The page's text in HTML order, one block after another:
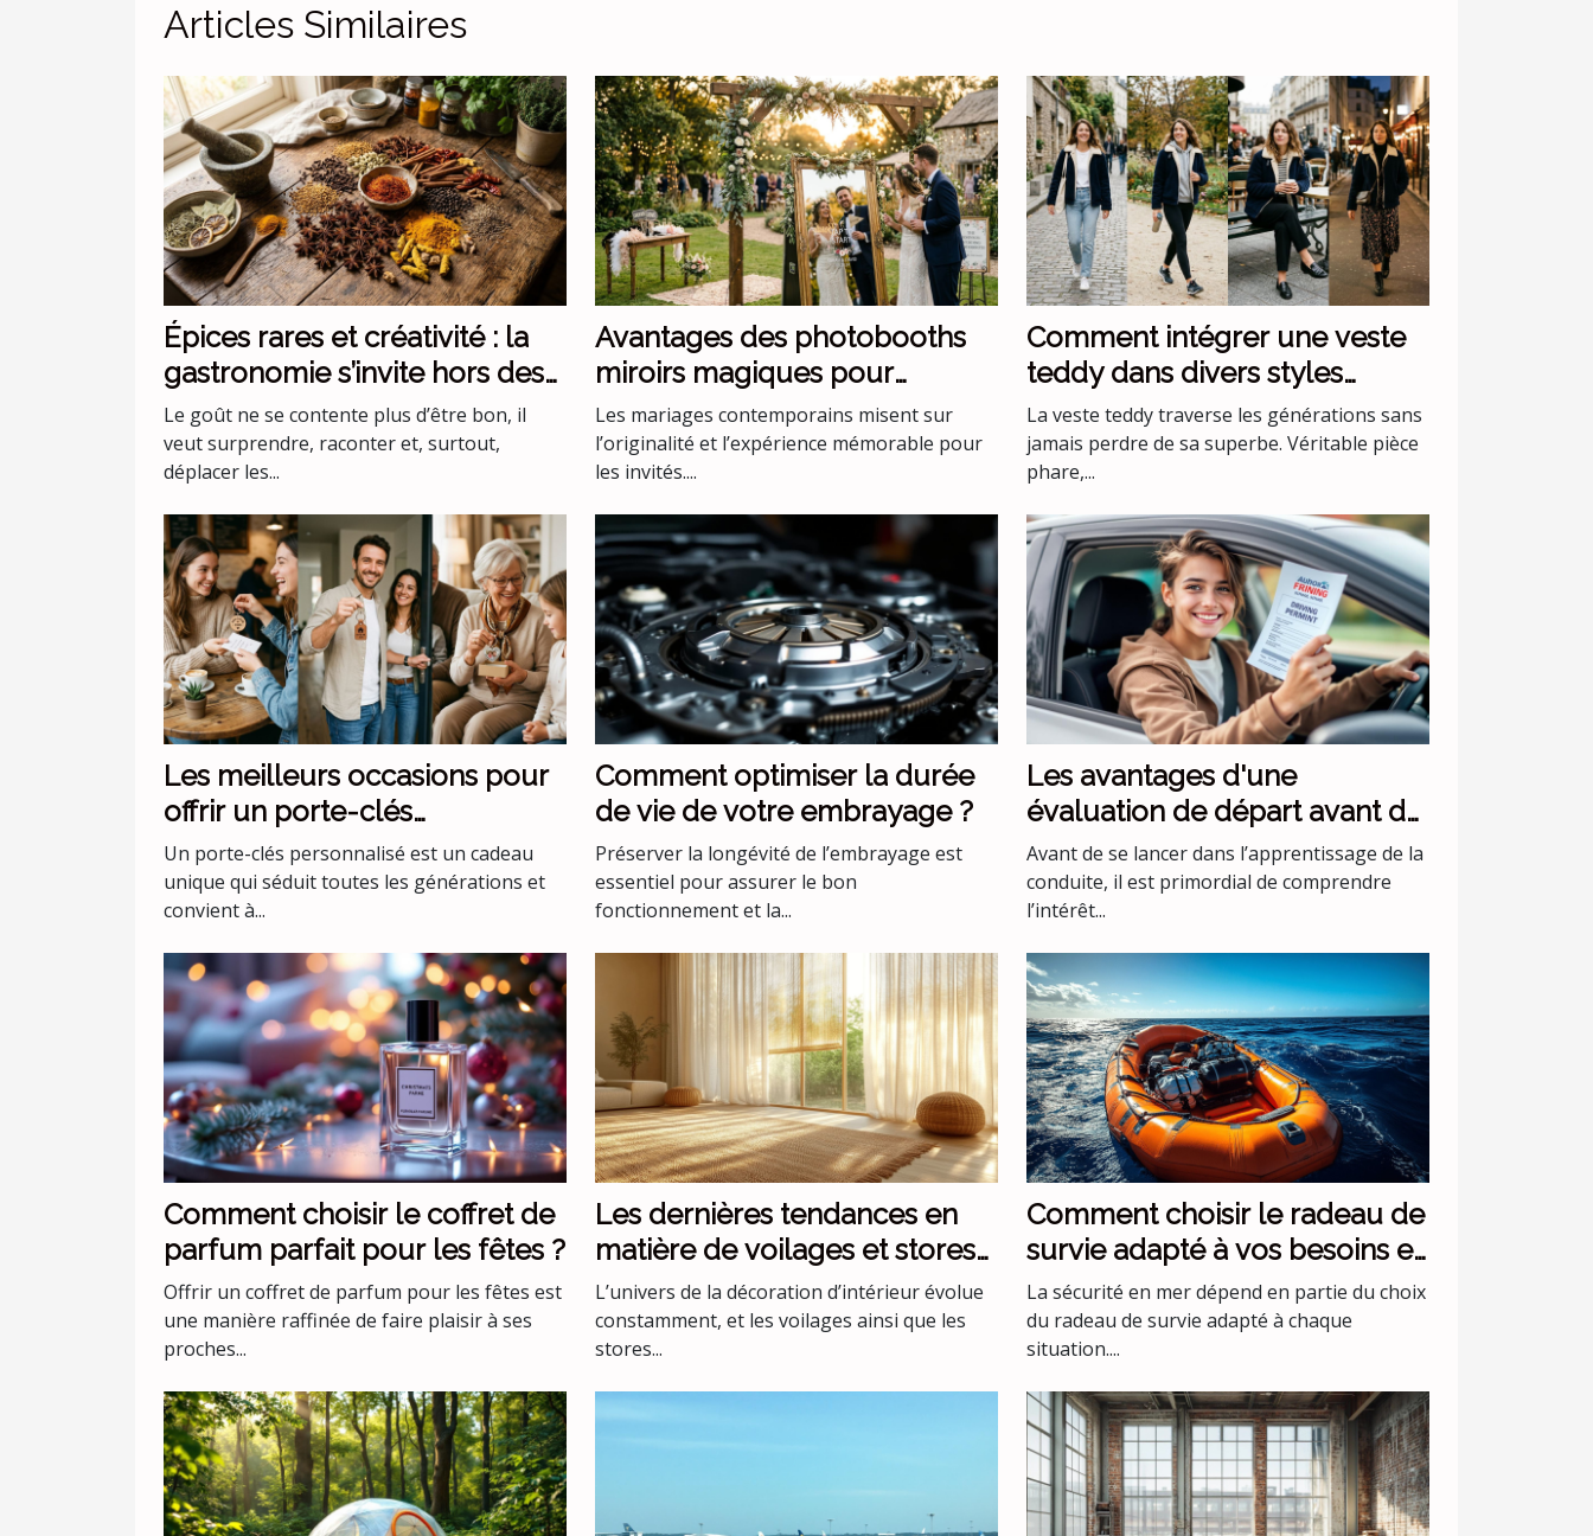
Articles Similaires
Épices rares et créativité : la
gastronomie s’invite hors des
codes
Le goût ne se contente plus d’être bon, il
veut surprendre, raconter et, surtout,
déplacer les...
Avantages des photobooths
miroirs magiques pour
mariages uniques
Les mariages contemporains misent sur
l’originalité et l’expérience mémorable pour
les invités....
Comment intégrer une veste
teddy dans divers styles
vestimentaires ?
La veste teddy traverse les générations sans
jamais perdre de sa superbe. Véritable pièce
phare,...
Les meilleurs occasions pour
offrir un porte-clés
personnalisé
Un porte-clés personnalisé est un cadeau
unique qui séduit toutes les générations et
convient à...
Comment optimiser la durée
de vie de votre embrayage ?
Préserver la longévité de l’embrayage est
essentiel pour assurer le bon
fonctionnement et la...
Les avantages d'une
évaluation de départ avant de
commencer les leçons de
conduite
Avant de se lancer dans l’apprentissage de la
conduite, il est primordial de comprendre
l’intérêt...
Comment choisir le coffret de
parfum parfait pour les fêtes ?
Offrir un coffret de parfum pour les fêtes est
une manière raffinée de faire plaisir à ses
proches...
Les dernières tendances en
matière de voilages et stores
pour intérieurs
L’univers de la décoration d’intérieur évolue
constamment, et les voilages ainsi que les
stores...
Comment choisir le radeau de
survie adapté à vos besoins en
mer ?
La sécurité en mer dépend en partie du choix
du radeau de survie adapté à chaque
situation....